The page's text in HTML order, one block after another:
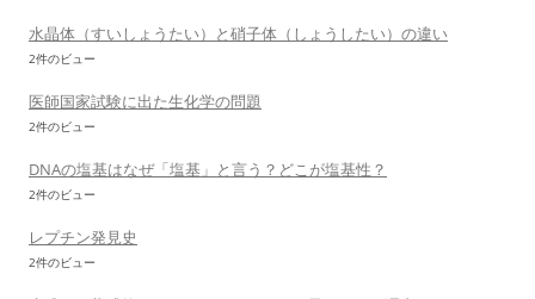
水晶体（すいしょうたい）と硝子体（しょうしたい）の違い
2件のビュー
医師国家試験に出た生化学の問題
2件のビュー
DNAの塩基はなぜ「塩基」と言う？どこが塩基性？
2件のビュー
レプチン発見史
2件のビュー